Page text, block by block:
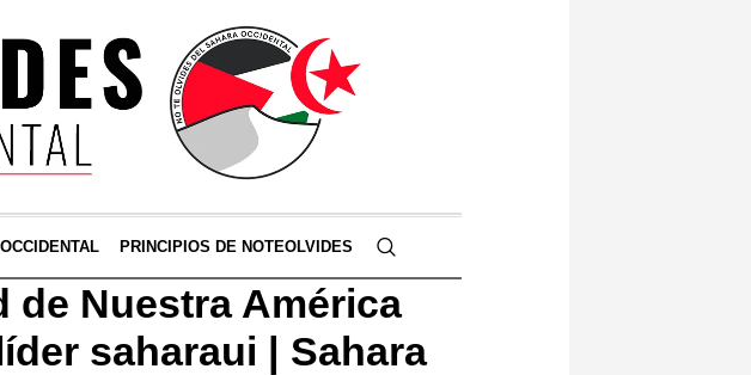
PRINCIPIOS DE NOTEOLVIDES
de Nuestra América
saharaui | Sahara